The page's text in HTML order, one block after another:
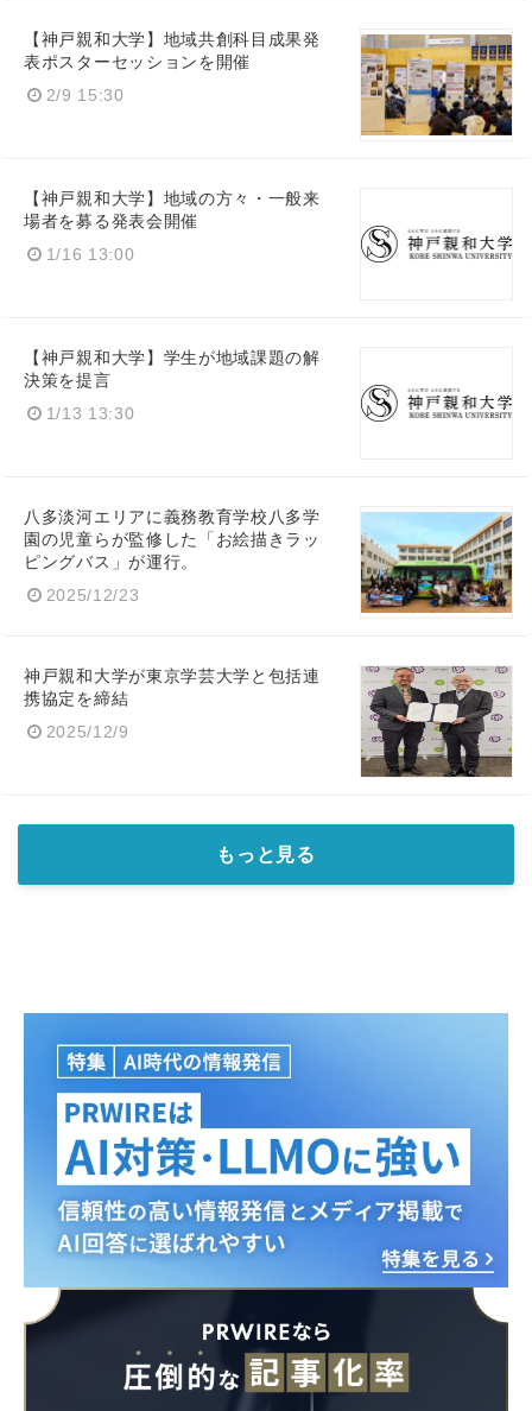
【神戸親和大学】地域共創科目成果発
表ポスターセッションを開催
2/9 15:30
【神戸親和大学】地域の方々・一般来
場者を募る発表会開催
1/16 13:00
【神戸親和大学】学生が地域課題の解
決策を提言
1/13 13:30
八多淡河エリアに義務教育学校八多学
園の児童らが監修した「お絵描きラッ
ピングバス」が運行。
2025/12/23
神戸親和大学が東京学芸大学と包括連
携協定を締結
2025/12/9
もっと見る